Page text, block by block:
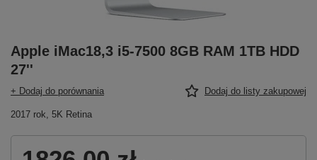
Apple iMac18,3 i5-7500 8GB RAM 1TB HDD
27''
+ Dodaj do porównania Dodaj do listy zakupowej
2017 rok, 5K Retina